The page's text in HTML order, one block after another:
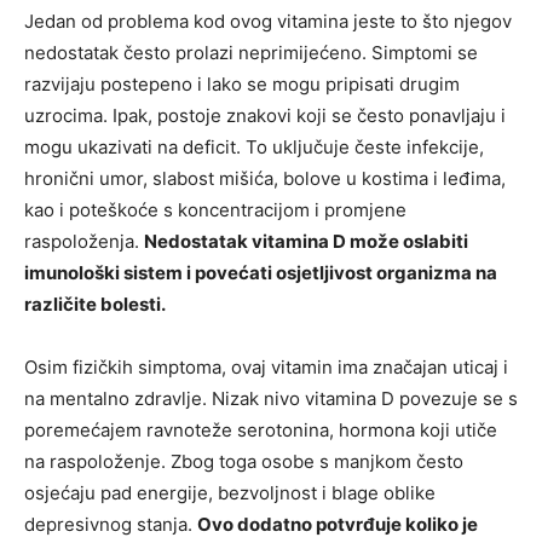
Jedan od problema kod ovog vitamina jeste to što njegov
nedostatak često prolazi neprimijećeno. Simptomi se
razvijaju postepeno i lako se mogu pripisati drugim
uzrocima. Ipak, postoje znakovi koji se često ponavljaju i
mogu ukazivati na deficit. To uključuje česte infekcije,
hronični umor, slabost mišića, bolove u kostima i leđima,
kao i poteškoće s koncentracijom i promjene
raspoloženja. Nedostatak vitamina D može oslabiti
imunološki sistem i povećati osjetljivost organizma na
različite bolesti.
Osim fizičkih simptoma, ovaj vitamin ima značajan uticaj i
na mentalno zdravlje. Nizak nivo vitamina D povezuje se s
poremećajem ravnoteže serotonina, hormona koji utiče
na raspoloženje. Zbog toga osobe s manjkom često
osjećaju pad energije, bezvoljnost i blage oblike
depresivnog stanja. Ovo dodatno potvrđuje koliko je